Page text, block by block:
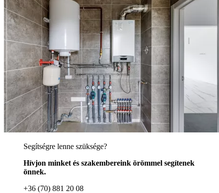
Segítségre lenne szüksége?
Hívjon minket és szakembereink örömmel segítenek
önnek.
+36 (70) 881 20 08